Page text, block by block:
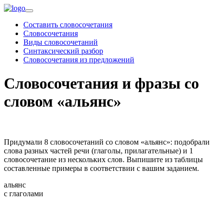
Составить словосочетания
Словосочетания
Виды словосочетаний
Синтаксический разбор
Словосочетания из предложений
Словосочетания и фразы со
словом «альянс»
Придумали 8 словосочетаний со словом «альянс»: подобрали
слова разных частей речи (глаголы, прилагательные) и 1
словосочетание из нескольких слов. Выпишите из таблицы
составленные примеры в соответствии с вашим заданием.
альянс
c глаголами